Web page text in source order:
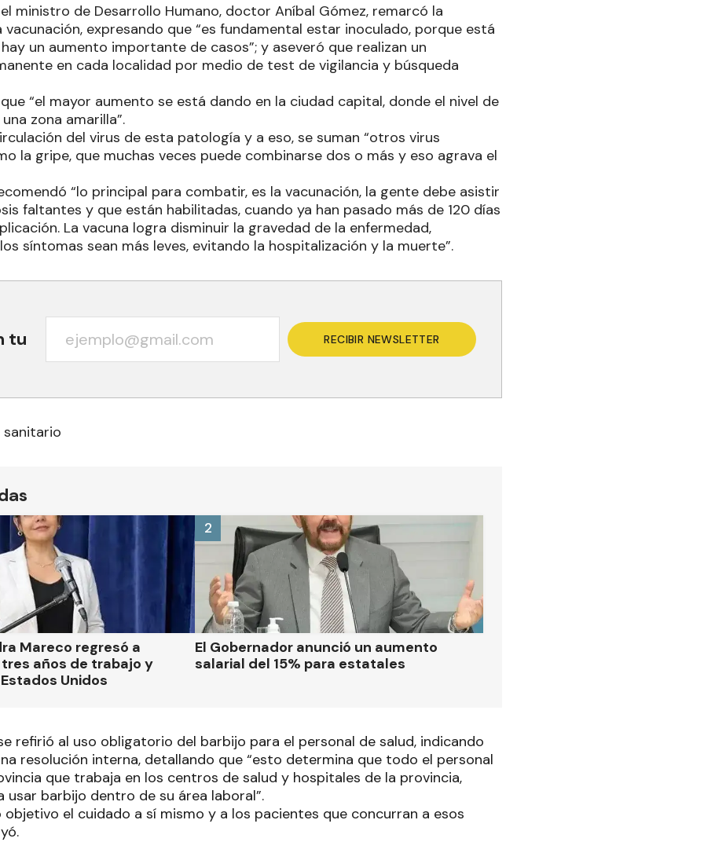
ministro de Desarrollo Humano, doctor Aníbal Gómez, remarcó la
expresando que “es fundamental estar inoculado, porque está
un aumento importante de casos”; y aseveró que realizan un
en cada localidad por medio de test de vigilancia y búsqueda
“el mayor aumento se está dando en la ciudad capital, donde el nivel de
zona amarilla”.
del virus de esta patología y a eso, se suman “otros virus
la gripe, que muchas veces puede combinarse dos o más y eso agrava el
“lo principal para combatir, es la vacunación, la gente debe asistir
faltantes y que están habilitadas, cuando ya han pasado más de 120 días
La vacuna logra disminuir la gravedad de la enfermedad,
síntomas sean más leves, evitando la hospitalización y la muerte”.
tu RECIBIR NEWSLETTER
sanitario
Mareco regresó a
años de trabajo y
Unidos
El Gobernador anunció un aumento
salarial del 15% para estatales
2
refirió al uso obligatorio del barbijo para el personal de salud, indicando
resolución interna, detallando que “esto determina que todo el personal
que trabaja en los centros de salud y hospitales de la provincia,
usar barbijo dentro de su área laboral”.
objetivo el cuidado a sí mismo y a los pacientes que concurran a esos